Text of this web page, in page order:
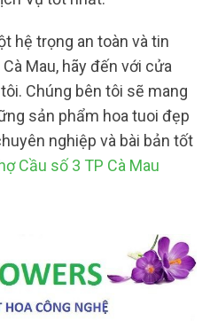
hệ trọng an toàn và tin
Mau, hãy đến với cửa
Chúng bên tôi sẽ mang
sản phẩm hoa tuoi đẹp
nghiệp và bài bản tốt
Cầu số 3 TP Cà Mau